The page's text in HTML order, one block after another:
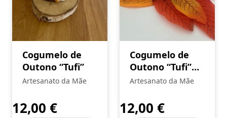
Cogumelo de
Outono “Tufi”
Artesanato da Mãe
12,00 €
Cogumelo de
Outono “Tufi”
(Cópia)
Artesanato da Mãe
12,00 €